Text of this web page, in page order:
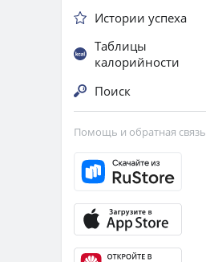
Истории успеха
Таблицы
калорийности
Поиск
Помощь и обратная связь